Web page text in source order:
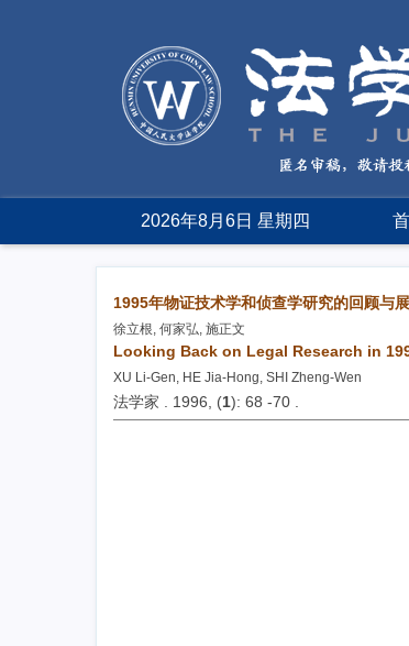
2026年8月6日 星期四
1995年物证技术学和侦查学研究的回顾与
徐立根, 何家弘, 施正文
Looking Back on Legal Research in
XU Li-Gen, HE Jia-Hong, SHI Zheng-Wen
法学家 . 1996, (1): 68 -70 .